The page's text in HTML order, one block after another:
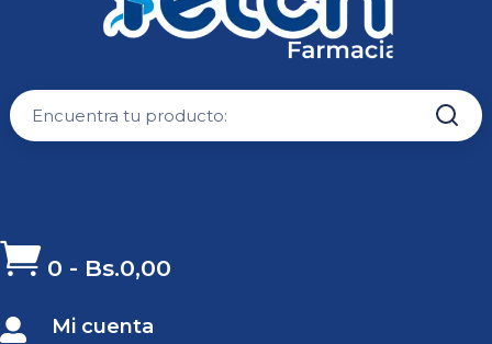
 0 - Bs.0,00
 Mi cuenta